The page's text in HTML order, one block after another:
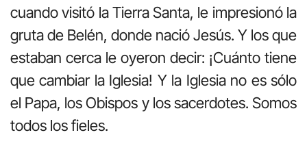
cuando visitó la Tierra Santa, le impresionó la
gruta de Belén, donde nació Jesús. Y los que
estaban cerca le oyeron decir: ¡Cuánto tiene
que cambiar la Iglesia! Y la Iglesia no es sólo
el Papa, los Obispos y los sacerdotes. Somos
todos los fieles.